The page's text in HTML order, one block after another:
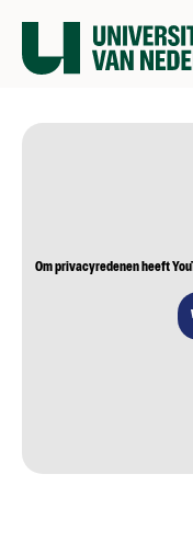
Om privacyredenen heeft